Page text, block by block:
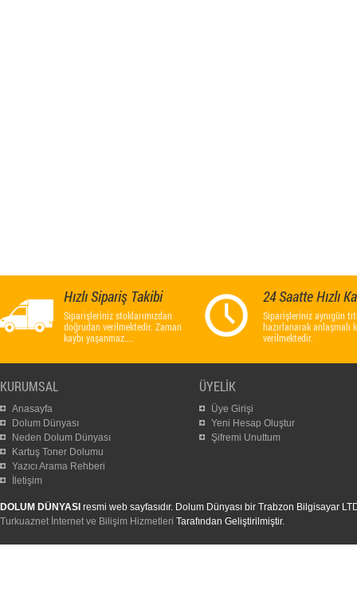
Hızlı Sipariş Takibi
Siparişleriniz stoklarımızdan
doğrudan verilmektedir. Zaman
kaybı yaşanmaz....
24 Saatte Hızlı
Siparişleriniz aynıgün
hazırlanarak anlaşmalı
verilmektedir.
KURUMSAL
Anasayfa
Dolum Dünyası
Neden Dolum Dünyası
Kartuş Toner Dolumu
Yazıcı Arama Rehberi
İletişim
ÜYELİK
Üye Girişi
Yeni Hesap Oluştur
Şifremi Unuttum
DOLUM DÜNYASI resmi web sayfasıdır. Dolum Dünyası bir Trabzon Bilgisayar
Turkuaznet İnternet ve Bilişim Hizmetleri Tarafından Geliştirilmiştir.